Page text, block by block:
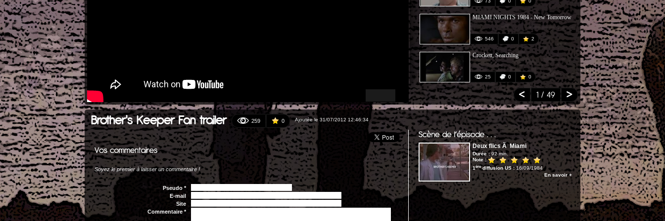
MIAMI NIGHTS 1984 - New Tomorrow
546 0 2
Crockett, Searching
25 0 0
Jan
81
Jan Hammer
12
1 / 49
Brother's Keeper Fan trailer 259 0 Ajoutée le 31/07/2012 12:46:34
Soyez le premier à laisser un commentaire !
Pseudo *
E-mail
Site
Commentaire *
Deux flics Ã Miami
Durée :92 min.
Note :
1èrediffusion US :16/09/1984
En savoir +